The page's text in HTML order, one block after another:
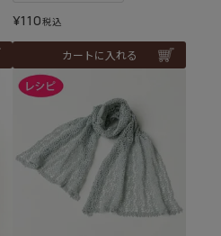
¥110税込
カートに入れる